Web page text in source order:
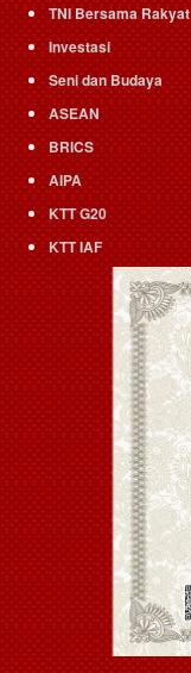
TNI Bersama Rakyat
Investasi
Seni dan Budaya
ASEAN
BRICS
AIPA
KTT G20
KTT IAF